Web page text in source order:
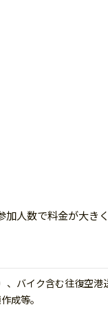
人数で料金が大き
、バイク含む往復空
成等。